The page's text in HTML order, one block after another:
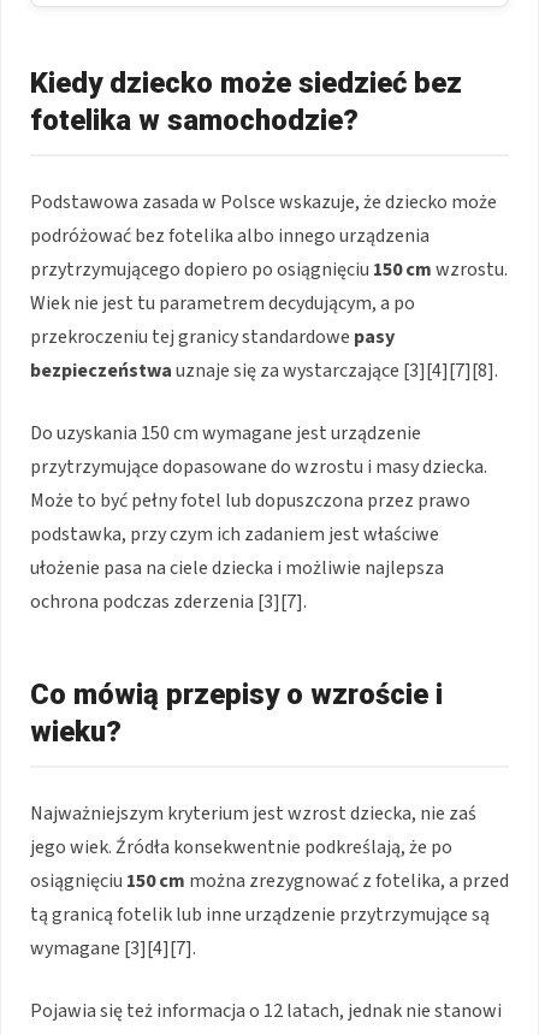
Kiedy dziecko może siedzieć bez
fotelika w samochodzie?
Podstawowa zasada w Polsce wskazuje, że dziecko może
podróżować bez fotelika albo innego urządzenia
przytrzymującego dopiero po osiągnięciu 150 cmwzrostu.
Wiek nie jest tu parametrem decydującym, a po
przekroczeniu tej granicy standardowe pasy
bezpieczeństwauznaje się za wystarczające [3][4][7][8].
Do uzyskania 150 cm wymagane jest urządzenie
przytrzymujące dopasowane do wzrostu i masy dziecka.
Może to być pełny fotel lub dopuszczona przez prawo
podstawka, przy czym ich zadaniem jest właściwe
ułożenie pasa na ciele dziecka i możliwie najlepsza
ochrona podczas zderzenia [3][7].
Co mówią przepisy o wzroście i
wieku?
Najważniejszym kryterium jest wzrost dziecka, nie zaś
jego wiek. Źródła konsekwentnie podkreślają, że po
osiągnięciu 150 cm można zrezygnować z fotelika, a przed
tą granicą fotelik lub inne urządzenie przytrzymujące są
wymagane [3][4][7].
Pojawia się też informacja o 12 latach, jednak nie stanowi